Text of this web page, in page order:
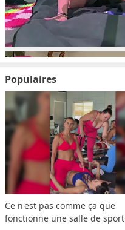
Populaires
Ce n'est pas comme ça que
fonctionne une salle de sport